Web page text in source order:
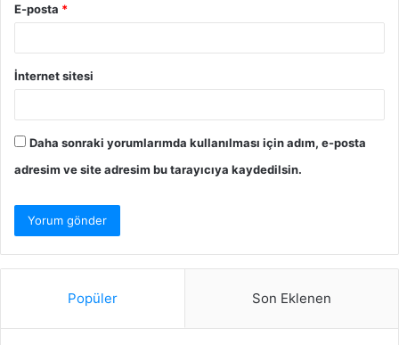
E-posta *
İnternet sitesi
Daha sonraki yorumlarımda kullanılması için adım, e-posta
adresim ve site adresim bu tarayıcıya kaydedilsin.
Popüler Son Eklenen